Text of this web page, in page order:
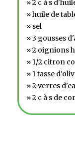
» 2 c à s
» huile de
» sel
» 3 gousses
» 2 oignions
» 1/2 citron
» 1 tasse
» 2 verres
» 2 c à s de